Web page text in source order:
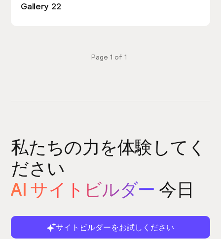
Gallery 22
Page 1 of 1
私たちの力を体験してく
ださい
AI サイトビルダー 今日
サイトビルダーをお試しください